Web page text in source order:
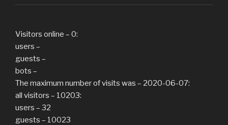
Visitors online – 0:
users –
guests –
bots –
The maximum number of visits was – 2020-06-07:
all visitors – 10203:
users – 32
guests – 10023